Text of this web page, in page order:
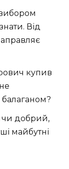
Від
купив
чи добрий,
майбутні